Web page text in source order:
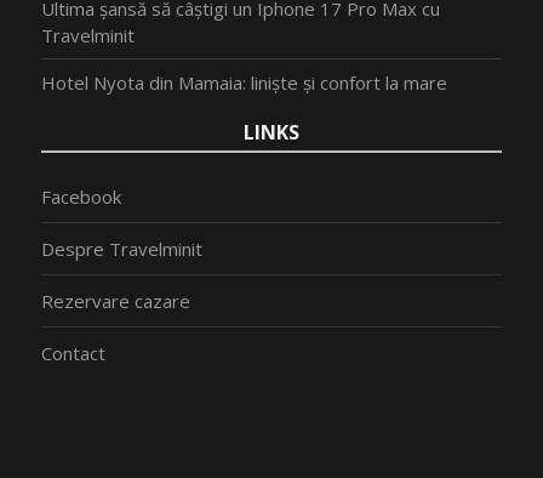
Ultima șansă să câștigi un Iphone 17 Pro Max cu
Travelminit
Hotel Nyota din Mamaia: liniște și confort la mare
LINKS
Facebook
Despre Travelminit
Rezervare cazare
Contact